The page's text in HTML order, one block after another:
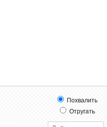
Похвалить
Отругать